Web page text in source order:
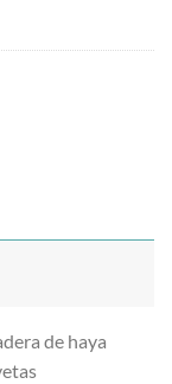
de haya